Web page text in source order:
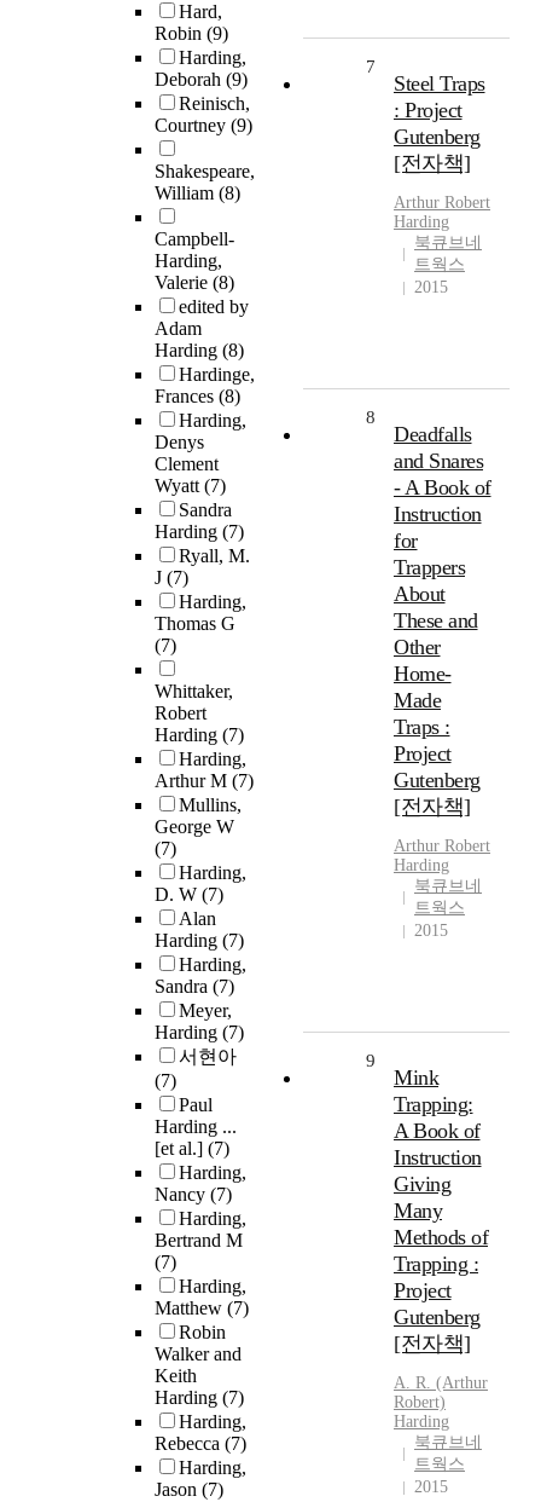
Hard,
Robin (9)
Harding,
Deborah (9)
Reinisch,
Courtney (9)
Shakespeare,
William (8)
Campbell-
Harding,
Valerie (8)
edited by
Adam
Harding (8)
Hardinge,
Frances (8)
Harding,
Denys
Clement
Wyatt(7)
Sandra
Harding (7)
Ryall, M.
J (7)
Harding,
Thomas G
(7)
Whittaker,
Robert
Harding (7)
Harding,
Arthur M (7)
Mullins,
George W
(7)
Harding,
D. W (7)
Alan
Harding (7)
Harding,
Sandra (7)
Meyer,
Harding (7)
서현아
(7)
Paul
Harding ...
[et al.] (7)
Harding,
Nancy (7)
Harding,
Bertrand M
(7)
Harding,
Matthew (7)
Robin
Walker and
Keith
Harding (7)
Harding,
Rebecca (7)
Harding,
Jason (7)
7
Steel Traps
: Project
Gutenberg
[전자책]
Arthur Robert
Harding
북큐브네
트웍스
2015
8
Deadfalls
and Snares
- A Book of
Instruction
for
Trappers
About
These and
Other
Home-
Made
Traps :
Project
Gutenberg
[전자책]
Arthur Robert
Harding
북큐브네
트웍스
2015
9
Mink
Trapping:
A Book of
Instruction
Giving
Many
Methods of
Trapping :
Project
Gutenberg
[전자책]
A. R. (Arthur
Robert)
Harding
북큐브네
트웍스
2015